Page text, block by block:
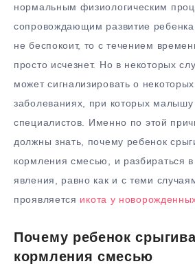
нормальным физиологическим
сопровождающим развитие
не беспокоит, то с течением
просто исчезнет. Но в некоторых
может сигнализировать о
заболеваниях, при которых
специалистов. Именно по этой
должны знать, почему ребенок
кормления смесью, и разбираться
явления, равно как и с теми
проявляется икота у
Почему ребенок
кормления смесью